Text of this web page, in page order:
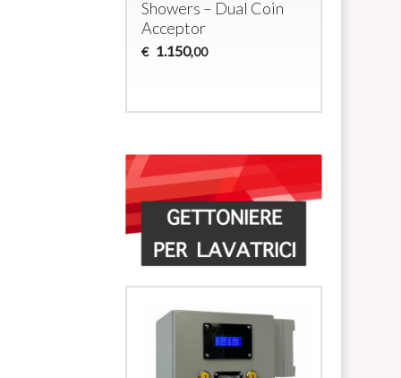
Showers – Dual Coin
Acceptor
€ 1.150,00